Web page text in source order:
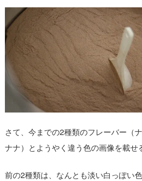
さて、今までの2種類のフレーバー（
ナナ）とようやく違う色の画像を載せ
前の2種類は、なんとも淡い白っぽい